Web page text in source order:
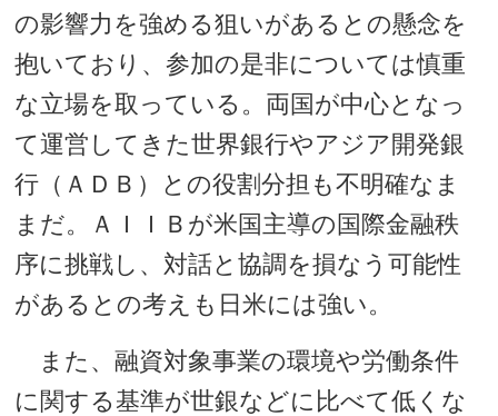
の影響力を強める狙いがあるとの懸念を
抱いており、参加の是非については慎重
な立場を取っている。両国が中心となっ
て運営してきた世界銀行やアジア開発銀
行（ＡＤＢ）との役割分担も不明確なま
まだ。ＡＩＩＢが米国主導の国際金融秩
序に挑戦し、対話と協調を損なう可能性
があるとの考えも日米には強い。
また、融資対象事業の環境や労働条件
に関する基準が世銀などに比べて低くな